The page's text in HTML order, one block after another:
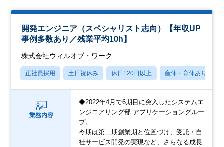
開発エンジニア（スペシャリスト志向）【年収UP
事例多数あり／残業平均10h】
株式会社ウィルオブ・ワーク
正社員採用 土日祝休み 休日120日以上 産休・育休あり
業務内容
◆2022年4月で6期目に突入したシステムエ
ンジニアリング部 アプリケーショングルー
プ。
今期は第二期創業期と位置づけ、受託・自
社サービス開発の実現など、さらなる成長